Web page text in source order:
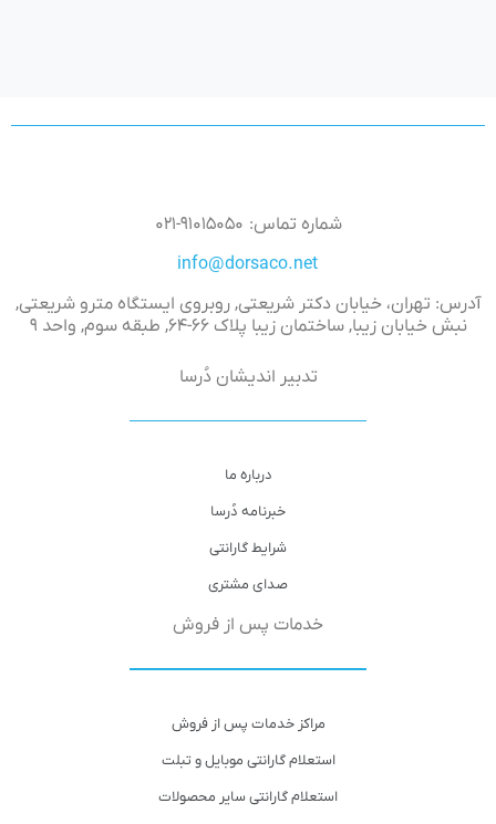
شماره تماس: ۹۱۰۱۵۰۵۰-۰۲۱
آدرس: تهران، خیابان دکتر شریعتی, روبروی ایستگاه مترو شریعتی,
نبش خیابان زیبا, ساختمان زیبا پلاک ۶۶-۶۴, طبقه سوم, واحد ۹
تدبیر اندیشان دُرسا
درباره ما
خبرنامه دُرسا
شرایط گارانتی
صدای مشتری
خدمات پس از فروش
مراکز خدمات پس از فروش
استعلام گارانتی موبایل و تبلت
استعلام گارانتی سایر محصولات